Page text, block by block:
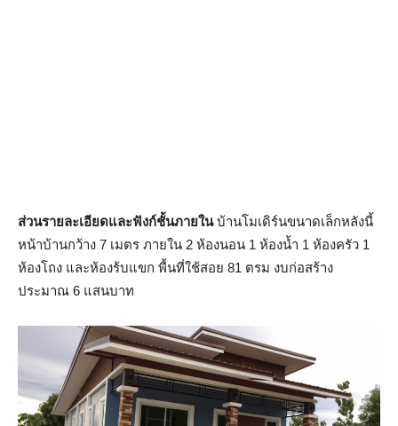
ส่วนรายละเอียดและฟังก์ชั้นภายในบ้านโมเดิร์นขนาดเล็กหลังนี้
หน้าบ้านกว้าง 7 เมตร ภายใน 2 ห้องนอน 1 ห้องน้ำ 1 ห้องครัว 1
ห้องโถง และห้องร้บแขก พื้นที่ใช้สอย 81 ตรม งบก่อสร้าง
ประมาณ 6 แสนบาท